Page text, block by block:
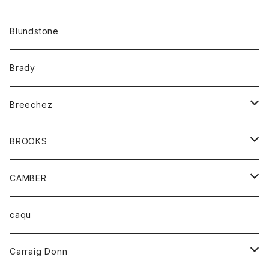
カーディガン
コート
アクセサリー
バッグ
ベルト
キッズ
Tシャツ
グッズ
アンダーウェアー
カードホルダー
トップス
カーディガン
ボトム
オーバーオール
ショートパンツ
レディース
オーバーオール
サングラス
Blundstone
Brady
Breechez
シャツ
BROOKS
グッズ
靴
CAMBER
トップス
ハーフスリーブTシャツ
caqu
Carraig Donn